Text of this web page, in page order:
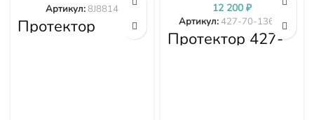
Протектор
8J8814
Артикул:8J8814
Протектор 427-
70-13611
Артикул:427-70-13611
12 200₽